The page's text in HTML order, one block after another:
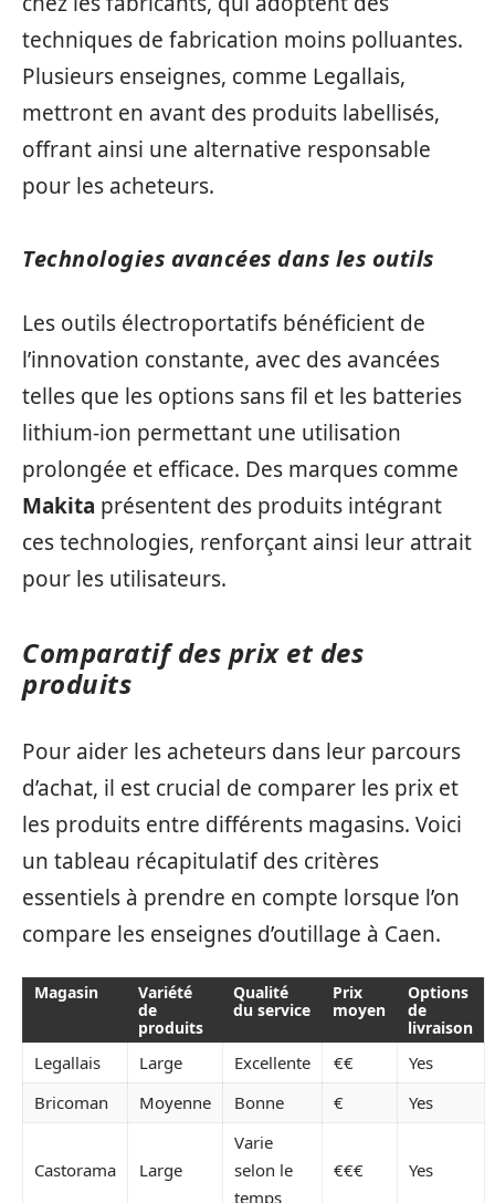
techniques de fabrication moins polluantes.
Plusieurs enseignes, comme Legallais,
mettront en avant des produits labellisés,
offrant ainsi une alternative responsable
pour les acheteurs.
Technologies avancées dans les outils
Les outils électroportatifs bénéficient de
l’innovation constante, avec des avancées
telles que les options sans fil et les batteries
lithium-ion permettant une utilisation
prolongée et efficace. Des marques comme
Makita présentent des produits intégrant
ces technologies, renforçant ainsi leur attrait
pour les utilisateurs.
Comparatif des prix et des
produits
Pour aider les acheteurs dans leur parcours
d’achat, il est crucial de comparer les prix et
les produits entre différents magasins. Voici
un tableau récapitulatif des critères
essentiels à prendre en compte lorsque l’on
compare les enseignes d’outillage à Caen.
Magasin
Variété
de
produits
Qualité
du service
Prix
moyen
Options
de
livraison
Legallais Large Excellente €€
Yes
Bricoman
Moyenne Bonne € Yes
Castorama Large
Varie
selon le
temps
€€€ Yes